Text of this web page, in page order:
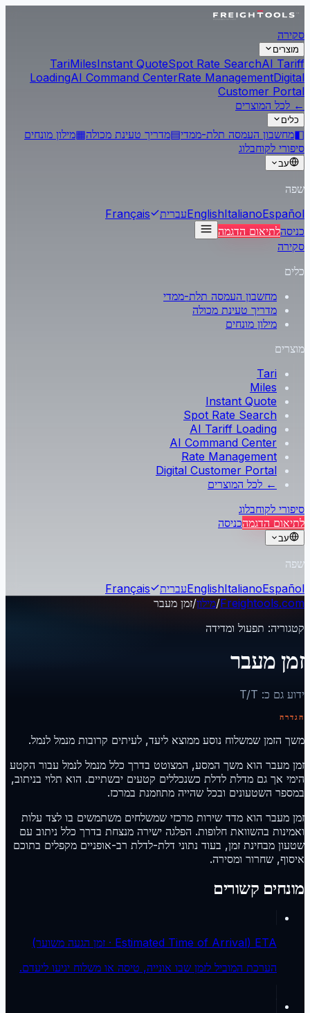
סקירה
מוצרים
TariMilesInstant QuoteSpot Rate SearchAI Tariff
LoadingAI Command CenterRate ManagementDigital
Customer Portal
← לכל המוצרים
כלים
◧מחשבון העמסה תלת-ממדי▤מדריך טעינת מכולה▦מילון מונחים
סיפורי לקוחבלוג
עב
שפה
EnglishItalianoEspañol עברית
Français
כניסהלתיאום הדגמה
סקירה
כלים
מחשבון העמסה תלת-ממדי
מדריך טעינת מכולה
מילון מונחים
מוצרים
Tari
Miles
Instant Quote
Spot Rate Search
AI Tariff Loading
AI Command Center
Rate Management
Digital Customer Portal
← לכל המוצרים
סיפורי לקוחבלוג
לתיאום הדגמהכניסה
עב
שפה
EnglishItalianoEspañol עברית
Français
Freightools.com
/מילון/זמן מעבר
קטגוריה: תפעול ומדידה
זמן מעבר
ידוע גם כ:
T/T
הגדרה
משך הזמן שמשלוח נוסע ממוצא ליעד, לעיתים קרובות מנמל לנמל.
זמן מעבר הוא משך המסע, המצוטט בדרך כלל מנמל לנמל עבור הקטע
הימי אך גם מדלת לדלת כשנכללים קטעים יבשתיים. הוא תלוי בניתוב,
במספר השטעונים ובכל שהייה מתוזמנת במרכז.
זמן מעבר הוא מדד שירות מרכזי שמשלחים משתמשים בו לצד עלות
ואמינות בהשוואת חלופות. הפלגה ישירה מנצחת בדרך כלל ניתוב עם
שטעון מבחינת זמן, בעוד נתוני דלת-לדלת רב-אופניים מקפלים בתוכם
איסוף, שחרור ומסירה.
מונחים קשורים
ETA (Estimated Time of Arrival · זמן הגעה משוער)
הערכת המוביל לזמן שבו אונייה, טיסה או משלוח יגיעו ליעדם.